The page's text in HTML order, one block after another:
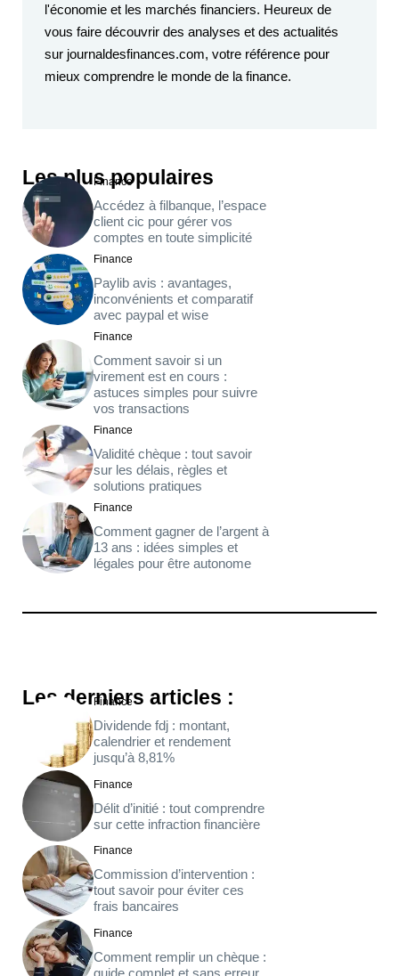
l'économie et les marchés financiers. Heureux de
vous faire découvrir des analyses et des actualités
sur journaldesfinances.com, votre référence pour
mieux comprendre le monde de la finance.
Les plus populaires
Finance
Accédez à filbanque, l’espace
client cic pour gérer vos
comptes en toute simplicité
Finance
Paylib avis : avantages,
inconvénients et comparatif
avec paypal et wise
Finance
Comment savoir si un
virement est en cours :
astuces simples pour suivre
vos transactions
Finance
Validité chèque : tout savoir
sur les délais, règles et
solutions pratiques
Finance
Comment gagner de l’argent à
13 ans : idées simples et
légales pour être autonome
Les derniers articles :
Finance
Dividende fdj : montant,
calendrier et rendement
jusqu’à 8,81%
Finance
Délit d’initié : tout comprendre
sur cette infraction financière
Finance
Commission d’intervention :
tout savoir pour éviter ces
frais bancaires
Finance
Comment remplir un chèque :
guide complet et sans erreur